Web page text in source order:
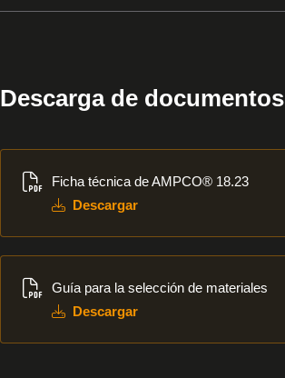
Descarga de documentos
Ficha técnica de AMPCO® 18.23
Descargar
Guía para la selección de materiales
Descargar